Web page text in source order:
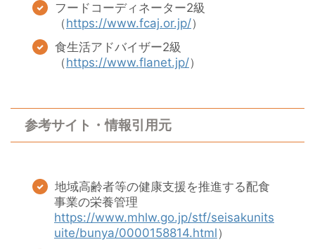
フードコーディネーター2級
（https://www.fcaj.or.jp/）
食生活アドバイザー2級
（https://www.flanet.jp/）
参考サイト・情報引用元
地域高齢者等の健康支援を推進する配食
事業の栄養管理
https://www.mhlw.go.jp/stf/seisakunits
uite/bunya/0000158814.html）